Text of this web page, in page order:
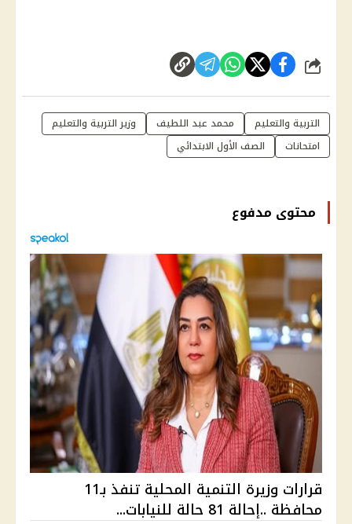
شارك
التربية والتعليم محمد عبد اللطيف
وزير التربية والتعليم
امتحانات
الصف الأول الابتدائي
محتوى مدفوع
قرارات وزيرة التنمية المحلية تنفذ بـ11
محافظة ..إحالة 81 حالة للنيابات...